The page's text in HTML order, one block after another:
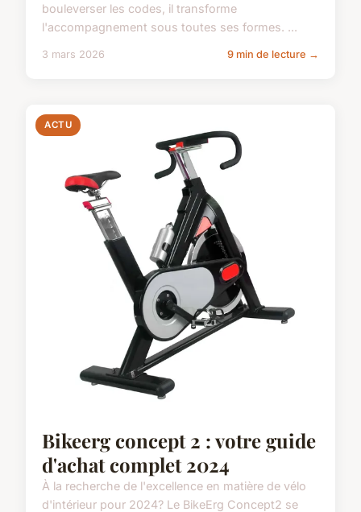
bouleverser les codes, il transforme
l'accompagnement sous toutes ses formes. ...
3 mars 2026 9 min de lecture →
ACTU
Bikeerg concept 2 : votre guide
d'achat complet 2024
À la recherche de l'excellence en matière de vélo
d'intérieur pour 2024? Le BikeErg Concept2 se